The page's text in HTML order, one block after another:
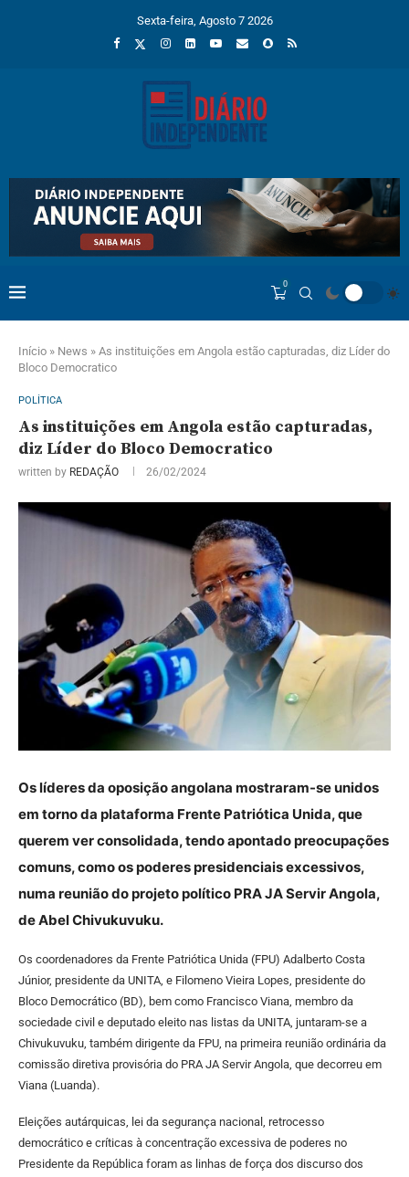
Sexta-feira, Agosto 7 2026
0
Início » News » As instituições em Angola estão capturadas, diz Líder do
Bloco Democratico
POLÍTICA
As instituições em Angola estão capturadas,
diz Líder do Bloco Democratico
written by REDAÇÃO 26/02/2024
Os líderes da oposição angolana mostraram-se unidos
em torno da plataforma Frente Patriótica Unida, que
querem ver consolidada, tendo apontado preocupações
comuns, como os poderes presidenciais excessivos,
numa reunião do projeto político PRA JA Servir Angola,
de Abel Chivukuvuku.
Os coordenadores da Frente Patriótica Unida (FPU) Adalberto Costa
Júnior, presidente da UNITA, e Filomeno Vieira Lopes, presidente do
Bloco Democrático (BD), bem como Francisco Viana, membro da
sociedade civil e deputado eleito nas listas da UNITA, juntaram-se a
Chivukuvuku, também dirigente da FPU, na primeira reunião ordinária da
comissão diretiva provisória do PRA JA Servir Angola, que decorreu em
Viana (Luanda).
Eleições autárquicas, lei da segurança nacional, retrocesso
democrático e críticas à concentração excessiva de poderes no
Presidente da República foram as linhas de força dos discurso dos